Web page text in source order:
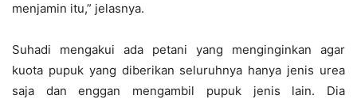
menjamin itu,” jelasnya.
Suhadi mengakui ada petani yang menginginkan agar
kuota pupuk yang diberikan seluruhnya hanya jenis urea
saja dan enggan mengambil pupuk jenis lain. Dia